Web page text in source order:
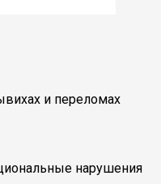
и переломах
нарушения